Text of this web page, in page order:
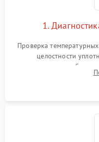
1.
Проверка
целостности
сопротивления
считывание кодов